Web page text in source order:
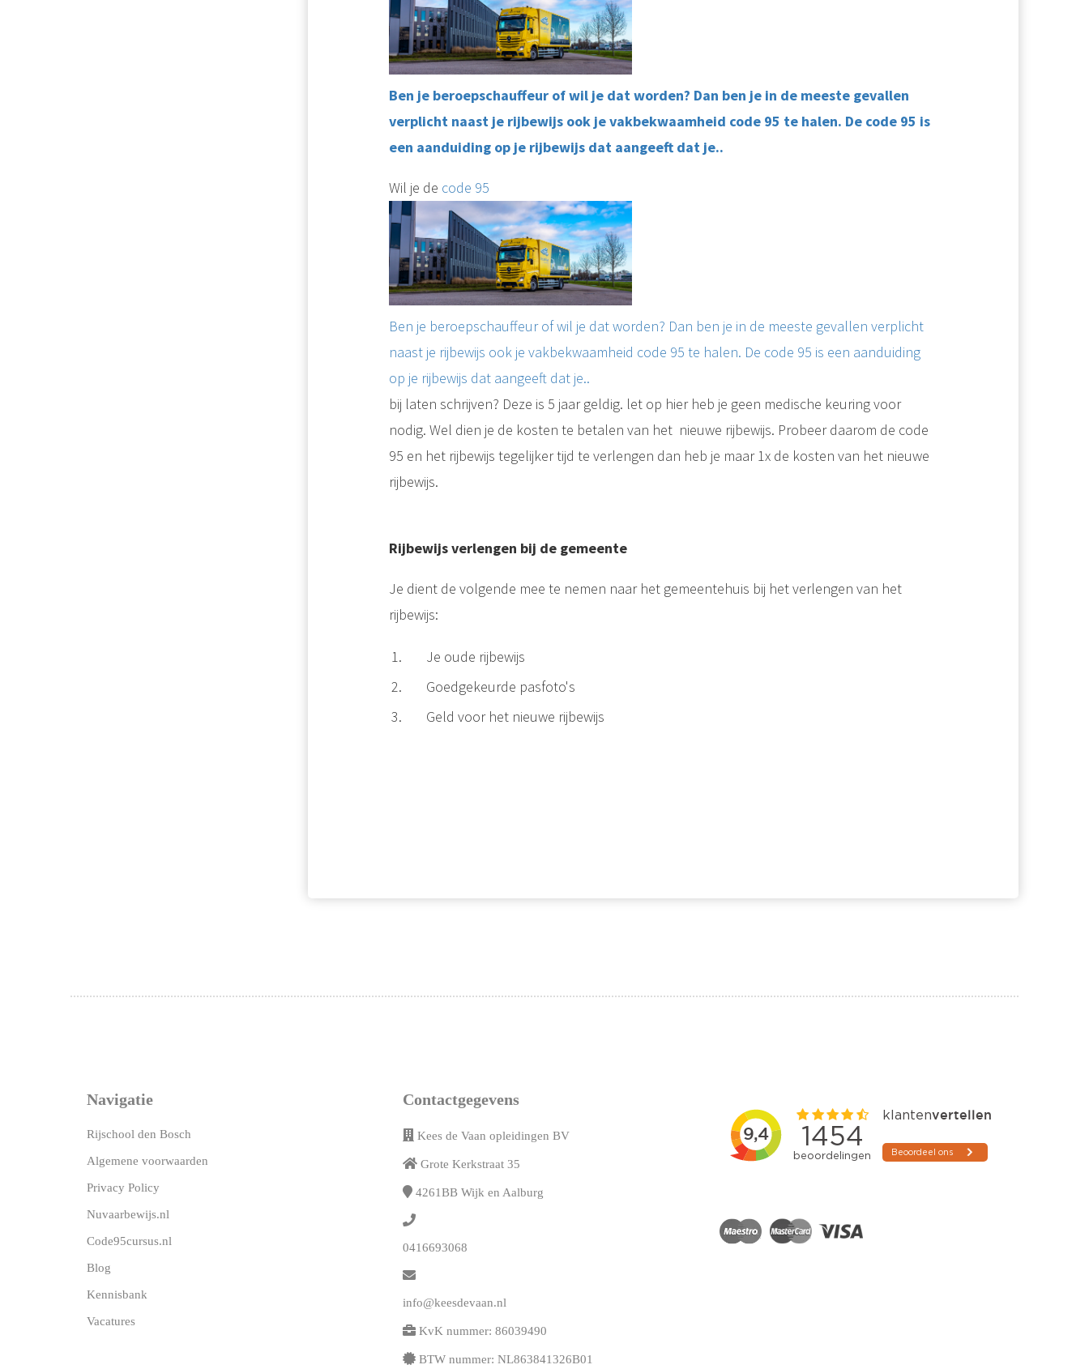
Ben je beroepschauffeur of wil je dat worden? Dan ben je in de meeste gevallen
verplicht naast je rijbewijs ook je vakbekwaamheid code 95 te halen. De code 95 is
een aanduiding op je rijbewijs dat aangeeft dat je..
Wil je de code 95
Ben je beroepschauffeur of wil je dat worden? Dan ben je in de meeste gevallen verplicht
naast je rijbewijs ook je vakbekwaamheid code 95 te halen. De code 95 is een aanduiding
op je rijbewijs dat aangeeft dat je..
bij laten schrijven? Deze is 5 jaar geldig. let op hier heb je geen medische keuring voor
nodig. Wel dien je de kosten te betalen van het nieuwe rijbewijs. Probeer daarom de code
95 en het rijbewijs tegelijker tijd te verlengen dan heb je maar 1x de kosten van het nieuwe
rijbewijs.
Rijbewijs verlengen bij de gemeente
Je dient de volgende mee te nemen naar het gemeentehuis bij het verlengen van het
rijbewijs:
Je oude rijbewijs
Goedgekeurde pasfoto's
Geld voor het nieuwe rijbewijs
Navigatie
Rijschool den Bosch
Algemene voorwaarden
Privacy Policy
Nuvaarbewijs.nl
Code95cursus.nl
Blog
Kennisbank
Vacatures
Contactgegevens
Kees de Vaan opleidingen BV
Grote Kerkstraat 35
4261BB Wijk en Aalburg
0416693068
info@keesdevaan.nl
KvK nummer: 86039490
BTW nummer: NL863841326B01